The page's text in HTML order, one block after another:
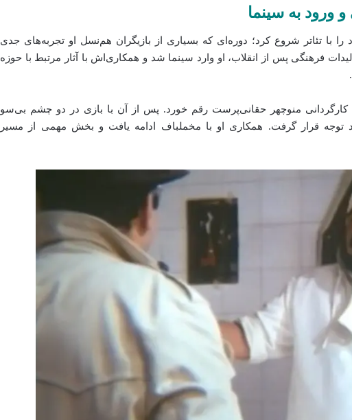
ورود به سینما
با تئاتر شروع کرد؛ دوره‌ای که بسیاری از بازیگران هم‌نسل او تجربه‌های جدی
فرهنگی پس از انقلاب، او وارد سینما شد و همکاری‌اش با آثار مرتبط با حوزه
کارگردانی منوچهر حقانی‌پرست رقم خورد. پس از آن با بازی در دو چشم بی‌سو
توجه قرار گرفت. همکاری او با مخملباف ادامه یافت و بخش مهمی از مسیر